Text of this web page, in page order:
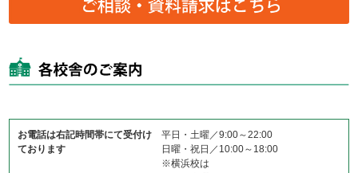
お電話は右記時間帯にて受付け
ております
平日・土曜／9:00～22:00
日曜・祝日／10:00～18:00
※横浜校は